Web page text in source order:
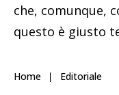
che, comunque,
questo è giusto
Home Editoriale